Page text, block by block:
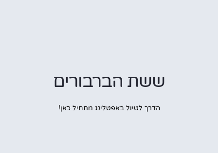
ששת הברבורים
הדרך לטיול באפטלינג מתחיל כאן!